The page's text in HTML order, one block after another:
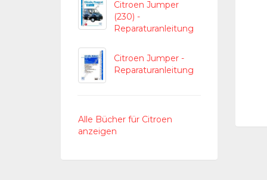
Citroen Jumper
(230) -
Reparaturanleitung
Citroen Jumper -
Reparaturanleitung
Alle Bücher für Citroen
anzeigen